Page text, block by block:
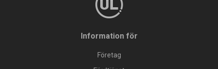
Information för
Företag